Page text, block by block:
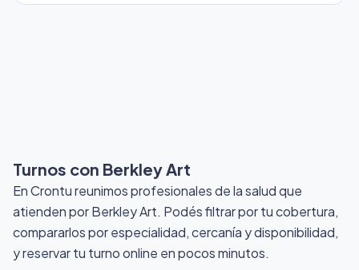
Turnos con Berkley Art
En Crontu reunimos profesionales de la salud que
atienden por Berkley Art. Podés filtrar por tu cobertura,
compararlos por especialidad, cercanía y disponibilidad,
y reservar tu turno online en pocos minutos.